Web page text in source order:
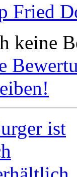
Fried
keine